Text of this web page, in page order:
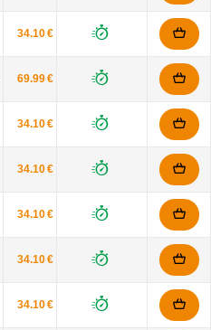
34.10 €
69.99 €
34.10 €
34.10 €
34.10 €
34.10 €
34.10 €